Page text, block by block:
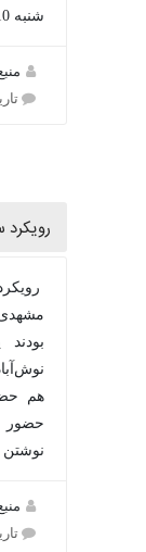
منبع:
تاریخ: ۱۴۰۵/۰۵/۱۱
رویکرد
رویکرد
مشهدی
بودند یا
نوش‌آبادی
هم حضور
حضور و
نوشتن در
منبع:
تاریخ: ۱۴۰۵/۰۵/۱۱